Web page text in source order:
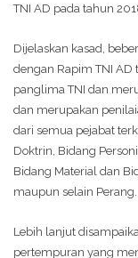
TNI AD pada tahun
Dijelaskan kasad,
dengan Rapim TNI
panglima TNI dan
dan merupakan
dari semua pejabat
Doktrin, Bidang
Bidang Material dan
maupun selain Perang.
Lebih lanjut
pertempuran yang